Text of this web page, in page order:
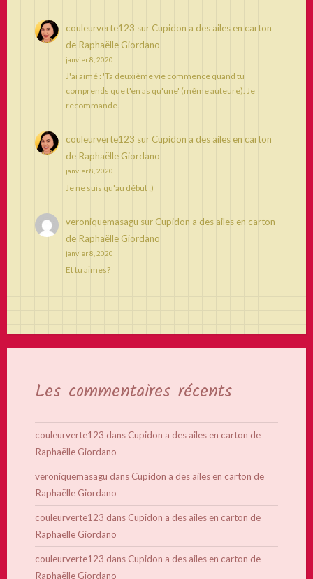
couleurverte123 sur Cupidon a des ailes en carton
de Raphaëlle Giordano
janvier 8, 2020
J'ai aimé : 'Ta deuxième vie commence quand tu
comprends que t'en as qu'une' (même auteure). Je
recommande.
couleurverte123 sur Cupidon a des ailes en carton
de Raphaëlle Giordano
janvier 8, 2020
Je ne suis qu'au début ;)
veroniquemasagu sur Cupidon a des ailes en carton
de Raphaëlle Giordano
janvier 8, 2020
Et tu aimes?
Les commentaires récents
couleurverte123 dans Cupidon a des ailes en carton de
Raphaëlle Giordano
veroniquemasagu dans Cupidon a des ailes en carton de
Raphaëlle Giordano
couleurverte123 dans Cupidon a des ailes en carton de
Raphaëlle Giordano
couleurverte123 dans Cupidon a des ailes en carton de
Raphaëlle Giordano